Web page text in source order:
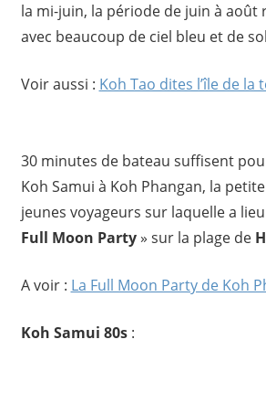
la mi-juin, la période de juin à août
avec beaucoup de ciel bleu et de
Voir aussi : Koh Tao dites l’île de la
30 minutes de bateau suffisent
Koh Samui à Koh Phangan, la
jeunes voyageurs sur laquelle a
Full Moon Party» sur la plage de
A voir : La Full Moon Party de Koh
Koh Samui 80s: